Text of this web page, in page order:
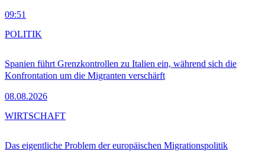
09:51
Spanien führt Grenzkontrollen zu Italien ein, während sich die
Konfrontation um die Migranten verschärft
08.08.2026
POLITIK
Das eigentliche Problem der europäischen Migrationspolitik
WIRTSCHAFT